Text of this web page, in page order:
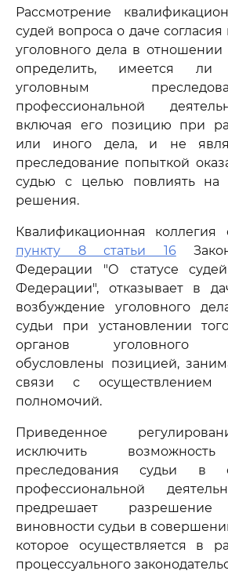
Рассмотрение
судей вопроса о даче
уголовного дела в отношении
определить, имеется
уголовным
профессиональной
включая его позицию при
или иного дела, и не
преследование попыткой
судью с целью повлиять
решения.
Квалификационная коллегия
пункту 8 статьи 16
Федерации "О статусе
Федерации", отказывает в
возбуждение уголовного
судьи при установлении
органов уголовного
обусловлены позицией,
связи с осуществлением
полномочий.
Приведенное
исключить
преследования судьи
профессиональной
предрешает
виновности судьи в
которое осуществляется в
процессуального